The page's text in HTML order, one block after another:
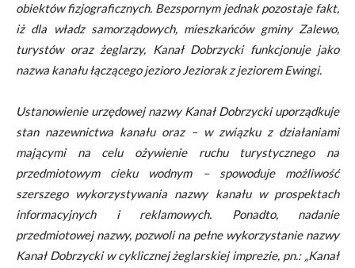
obiektów fizjograficznych. Bezspornym jednak pozostaje fakt,
iż dla władz samorządowych, mieszkańców gminy Zalewo,
turystów oraz żeglarzy, Kanał Dobrzycki funkcjonuje jako
nazwa kanału łączącego jezioro Jeziorak z jeziorem Ewingi.
Ustanowienie urzędowej nazwy Kanał Dobrzycki uporządkuje
stan nazewnictwa kanału oraz – w związku z działaniami
mającymi na celu ożywienie ruchu turystycznego na
przedmiotowym cieku wodnym – spowoduje możliwość
szerszego wykorzystywania nazwy kanału w prospektach
informacyjnych i reklamowych. Ponadto, nadanie
przedmiotowej nazwy, pozwoli na pełne wykorzystanie nazwy
Kanał Dobrzycki w cyklicznej żeglarskiej imprezie, pn.: „Kanał